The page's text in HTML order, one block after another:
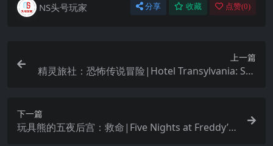
NS头号玩家 分享 收藏 点赞(0)
上一篇
精灵旅社：恐怖传说冒险|Hotel Transylvania: Sca
下一篇
玩具熊的五夜后宫：救命|Five Nights at Freddy’s: